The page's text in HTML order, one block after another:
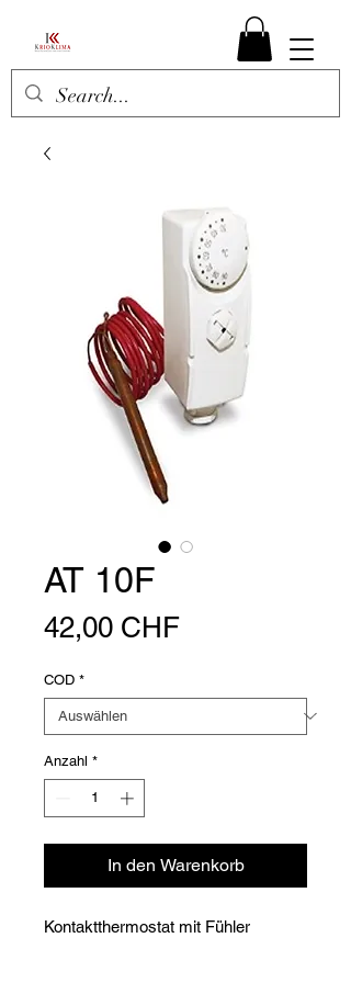
AT 10F
42,00 CHFPreis
COD *
Anzahl *
In den Warenkorb
Kontaktthermostat mit Fühler